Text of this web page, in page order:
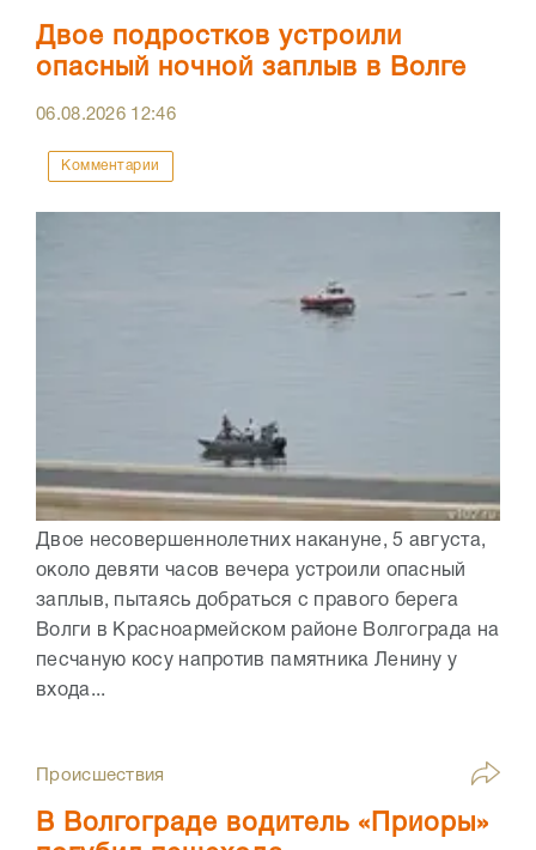
Двое подростков устроили
опасный ночной заплыв в Волге
06.08.2026 12:46
Комментарии
Двое несовершеннолетних накануне, 5 августа,
около девяти часов вечера устроили опасный
заплыв, пытаясь добраться с правого берега
Волги в Красноармейском районе Волгограда на
песчаную косу напротив памятника Ленину у
входа...
Происшествия
В Волгограде водитель «Приоры»